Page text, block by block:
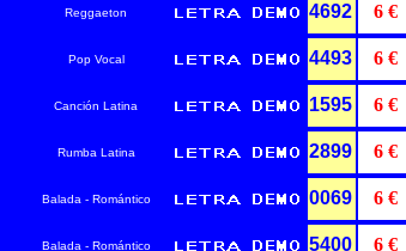
Reggaeton 4692 6 €
Pop Vocal 4493 6 €
Canción Latina 1595 6 €
Rumba Latina 2899 6 €
Balada - Romántico 0069 6 €
Balada - Romántico 5400 6 €